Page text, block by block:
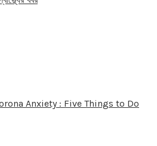
Anxiety : Five Things to Do